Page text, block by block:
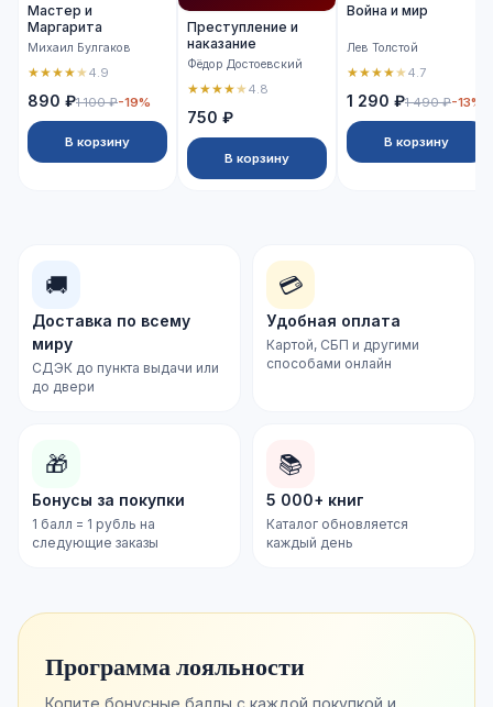
Мастер и
Маргарита
Михаил Булгаков
★★★★★4.9
890 ₽1 100 ₽-19%
В корзину
Преступление и
наказание
Фёдор Достоевский
★★★★★4.8
750 ₽
В корзину
Война и мир
Лев Толстой
★★★★★4.7
1 290 ₽1 490 ₽-13%
В корзину
🚚
Доставка по всему
миру
СДЭК до пункта выдачи или
до двери
💳
Удобная оплата
Картой, СБП и другими
способами онлайн
🎁
Бонусы за покупки
1 балл = 1 рубль на
следующие заказы
📚
5 000+ книг
Каталог обновляется
каждый день
Программа лояльности